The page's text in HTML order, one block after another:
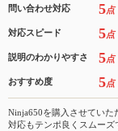
問い合わせ対応 5点
対応スピード 5点
説明のわかりやすさ 5点
おすすめ度 5点
Ninja650を購入させていた
対応もテンポ良くスムー